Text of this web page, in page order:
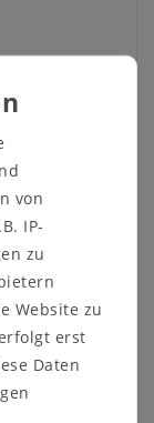
für
das
90 Grad
von
IP-
zu
Website zu
erst
Daten